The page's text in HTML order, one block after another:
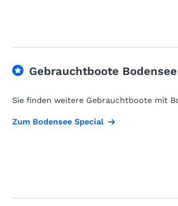
Gebrauchtboote Bodensee
Sie finden weitere Gebrauchtboote mit
Zum Bodensee Special